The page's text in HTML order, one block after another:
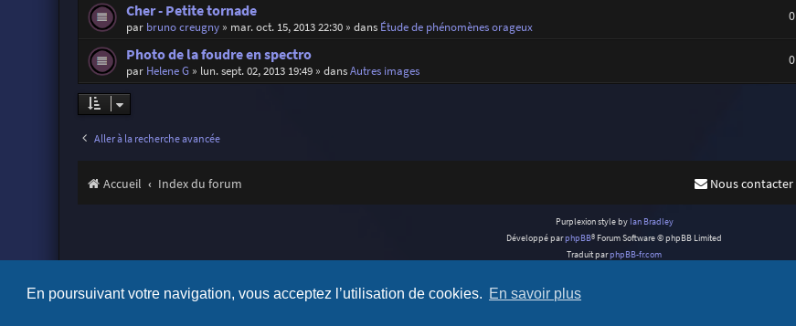
En poursuivant votre navigation, vous acceptez l’utilisation de cookies. En savoir plus
Cher - Petite tornade
par bruno creugny» mar. oct. 15, 2013 22:30» dans Étude de phénomènes orageux
0
Photo de la foudre en spectro
par Helene G» lun. sept. 02, 2013 19:49» dansAutres images
0
Aller à la recherche avancée
Accueil Index du forum Nous contacter
Purplexion style by Ian Bradley
Développé parphpBB® Forum Software © phpBB Limited
Traduit parphpBB-fr.com